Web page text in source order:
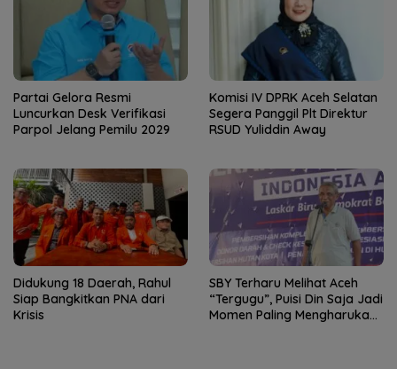
Partai Gelora Resmi
Luncurkan Desk Verifikasi
Parpol Jelang Pemilu 2029
Komisi IV DPRK Aceh Selatan
Segera Panggil Plt Direktur
RSUD Yuliddin Away
Didukung 18 Daerah, Rahul
Siap Bangkitkan PNA dari
Krisis
SBY Terharu Melihat Aceh
“Tergugu”, Puisi Din Saja Jadi
Momen Paling Mengharukan